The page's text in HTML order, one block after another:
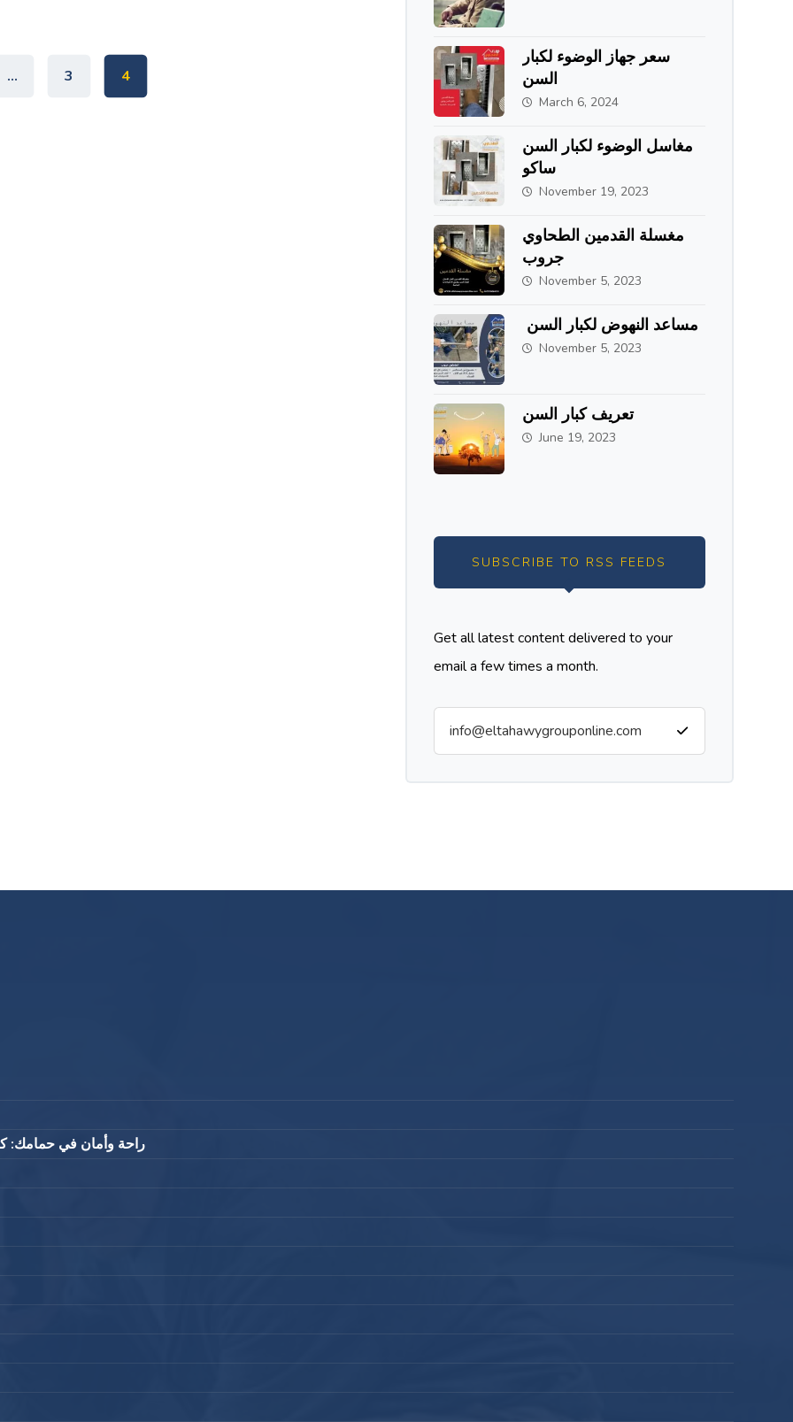
… 3 4
سعر جهاز الوضوء لكبار
السن
March 6, 2024
مغاسل الوضوء لكبار السن
ساكو
November 19, 2023
مغسلة القدمين الطحاوي
جروب
November 5, 2023
مساعد النهوض لكبار السن
November 5, 2023
تعريف كبار السن
June 19, 2023
SUBSCRIBE TO RSS FEEDS
Get all latest content delivered to your
email a few times a month.
راحة وأمان في حمامك: